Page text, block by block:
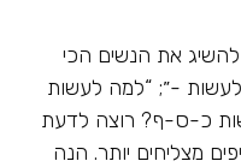
להשיג את הנשים הכי
-״; “למה לעשות
כ-ס-ף? רוצה לדעת
מצליחים יותר. הנה